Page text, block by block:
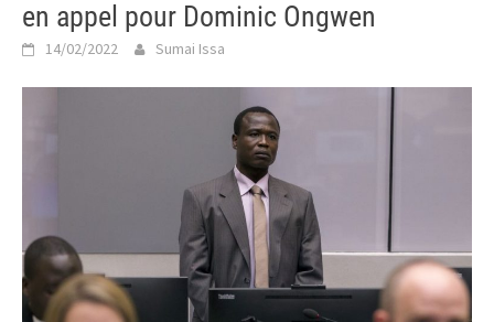
en appel pour Dominic Ongwen
14/02/2022 Sumai Issa